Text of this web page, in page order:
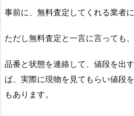
事前に、無料査定してくれる業者に
ただし無料査定と一言に言っても
品番と状態を連絡して、値段を出
ば、実際に現物を見てもらい値段
もあります。